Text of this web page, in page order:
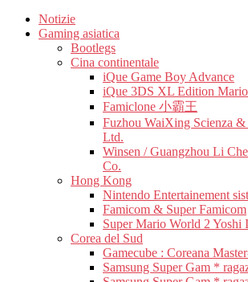
Notizie
Gaming asiatica
Bootlegs
Cina continentale
iQue Game Boy Advance
iQue 3DS XL Edition Mario
Famiclone 小霸王
Fuzhou WaiXing Scienza
Ltd.
Winsen / Guangzhou Li
Co.
Hong Kong
Nintendo Entertainement
Famicom & Super Famicom
Super Mario World 2 Yoshi
Corea del Sud
Gamecube : Coreana
Samsung Super Gam *